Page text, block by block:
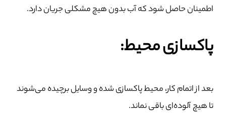
اطمینان حاصل شود که آب بدون هیچ مشکلی جریان دارد.
پاکسازی محیط:
بعد از اتمام کار، محیط پاکسازی شده و وسایل برچیده می‌شوند
تا هیچ آلوده‌ای باقی نماند.